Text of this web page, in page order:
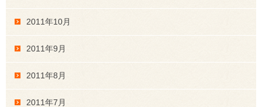
2011年10月
2011年9月
2011年8月
2011年7月